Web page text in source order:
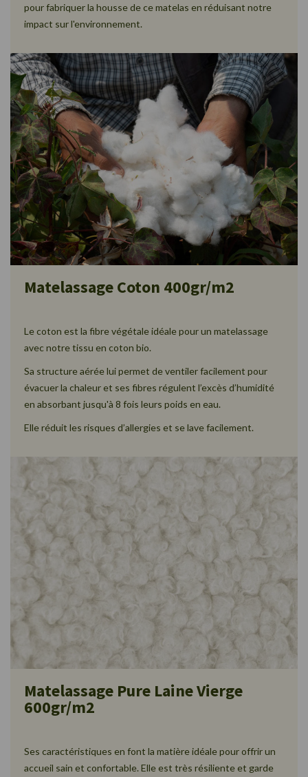
pour fabriquer la housse de ce matelas en réduisant notre
impact sur l'environnement.
Matelassage Coton 400gr/m2
Le coton est la fibre végétale idéale pour un matelassage
avec notre tissu en coton bio.
Sa structure aérée lui permet de ventiler facilement pour
évacuer la chaleur et ses fibres régulent l’excès d’humidité
en absorbant jusqu'à 8 fois leurs poids en eau.
Elle réduit les risques d’allergies et se lave facilement.
Matelassage Pure Laine Vierge
600gr/m2
Ses caractéristiques en font la matière idéale pour offrir un
accueil sain et confortable. Elle est très résiliente et garde